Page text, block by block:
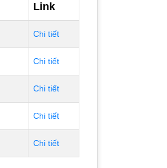
Link
Chi tiết
Chi tiết
Chi tiết
Chi tiết
Chi tiết